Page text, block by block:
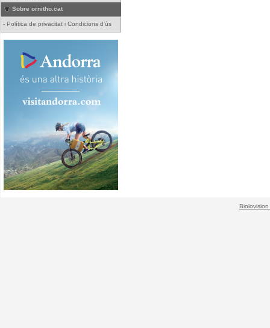
Sobre ornitho.cat
- Política de privacitat i Condicions d'ús
Biolovision